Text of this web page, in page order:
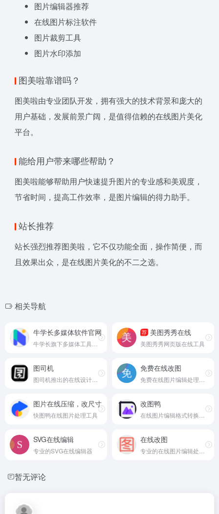
图片编辑器推荐
在线图片标注软件
图片裁剪工具
图片水印添加
图美啦靠谱吗？
图美啦由专业团队开发，拥有强大的技术背景和庞大的
用户基础，发展前景广阔，是值得信赖的在线图片美化
平台。
能给用户带来哪些帮助？
图美啦能够帮助用户快速提升图片的专业感和美观度，
节省时间，提高工作效率，是图片编辑的得力助手。
站长推荐
站长强烈推荐图美啦，它不仅功能全面，操作简便，而
且效果出众，是在线图片美化的不二之选。
相关导航
牛学长多媒体软件官网 荐 美图秀秀在线
美图秀秀网页版在线工具
图司机 免费在线改图
图片在线压缩，改尺寸
快图鸭在线图片处理工具
改图鸭
SVG在线编辑
专业的SVG在线编辑器
在线改图
暂无评论